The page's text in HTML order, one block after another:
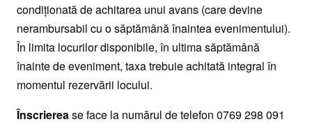
condiționată de achitarea unui avans (care devine
nerambursabil cu o săptămână înaintea evenimentului).
În limita locurilor disponibile, în ultima săptămână
înainte de eveniment, taxa trebuie achitată integral în
momentul rezervării locului.
Înscrierease face la numărul de telefon 0769 298 091